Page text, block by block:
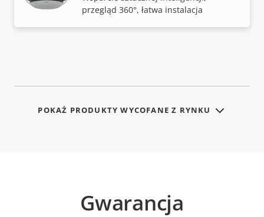
przegląd 360°, łatwa instalacja
POKAŻ PRODUKTY WYCOFANE Z RYNKU
Gwarancja